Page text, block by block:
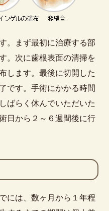
。まず最初に治療する部
。次に歯根表面の清掃を
します。最後に切開した
です。手術にかかる時間
ばらく休んでいただいた
日から２～６週間後に行
には、数ヶ月から１年程